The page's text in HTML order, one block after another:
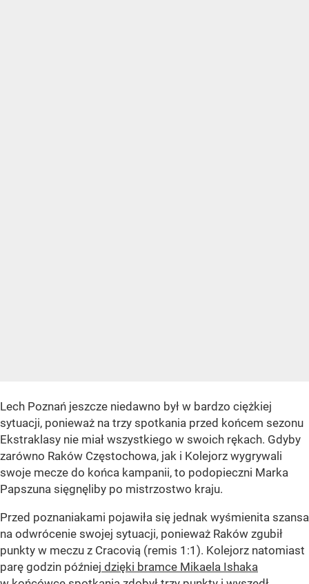
Lech Poznań jeszcze niedawno był w bardzo ciężkiej
sytuacji, ponieważ na trzy spotkania przed końcem sezonu
Ekstraklasy nie miał wszystkiego w swoich rękach. Gdyby
zarówno Raków Częstochowa, jak i Kolejorz wygrywali
swoje mecze do końca kampanii, to podopieczni Marka
Papszuna sięgnęliby po mistrzostwo kraju.
Przed poznaniakami pojawiła się jednak wyśmienita szansa
na odwrócenie swojej sytuacji, ponieważ Raków zgubił
punkty w meczu z Cracovią (remis 1:1). Kolejorz natomiast
parę godzin później dzięki bramce Mikaela Ishaka